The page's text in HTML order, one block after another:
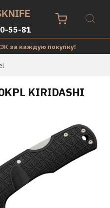
55-81
за каждую покупку!
KIRIDASHI